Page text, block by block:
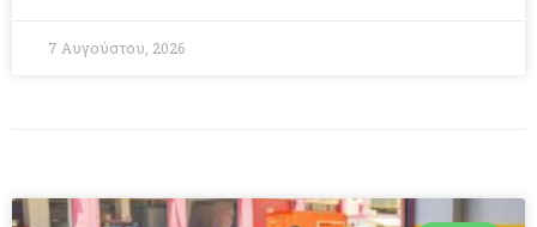
7 Αυγούστου, 2026